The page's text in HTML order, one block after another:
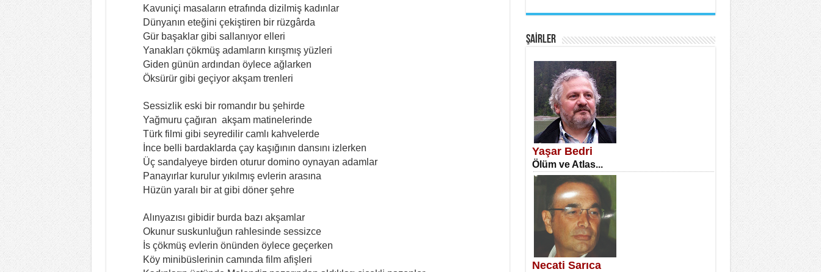
Kavuniçi masaların etrafında dizilmiş kadınlar
Dünyanın eteğini çekiştiren bir rüzgârda
Gür başaklar gibi sallanıyor elleri
Yanakları çökmüş adamların kırışmış yüzleri
Giden günün ardından öylece ağlarken
Öksürür gibi geçiyor akşam trenleri
Sessizlik eski bir romandır bu şehirde
Yağmuru çağıran akşam matinelerinde
Türk filmi gibi seyredilir camlı kahvelerde
İnce belli bardaklarda çay kaşığının dansını izlerken
Üç sandalyeye birden oturur domino oynayan adamlar
Panayırlar kurulur yıkılmış evlerin arasına
Hüzün yaralı bir at gibi döner şehre
Alınyazısı gibidir burda bazı akşamlar
Okunur suskunluğun rahlesinde sessizce
İs çökmüş evlerin önünden öylece geçerken
Köy minibüslerinin camında film afişleri
SATILMIŞ ÜMİT ÇETİNKAYA
Erkenlik...
NECLA DİLEK ARSLAN
Öğretmenler Günü Mahkemesi...
ŞAİRLER
Yaşar Bedri
Ölüm ve Atlas...
Necati Sarıca